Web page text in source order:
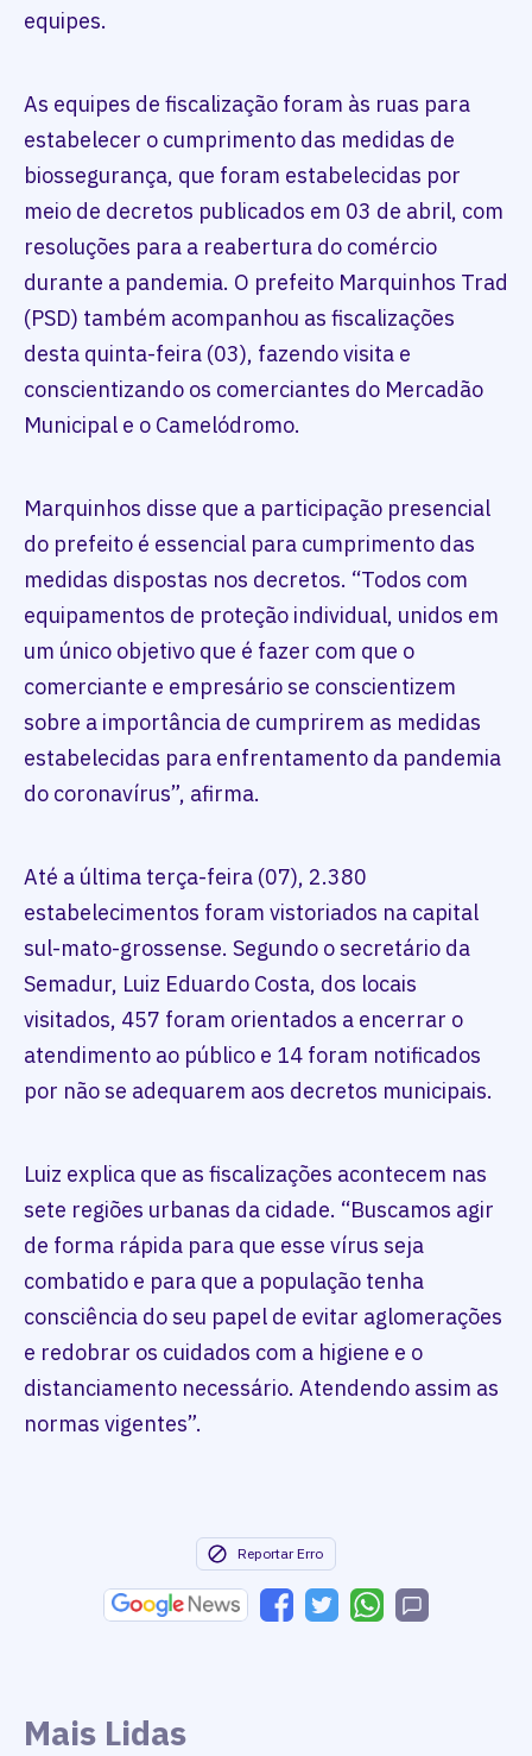
equipes.
As equipes de fiscalização foram às ruas para
estabelecer o cumprimento das medidas de
biossegurança, que foram estabelecidas por
meio de decretos publicados em 03 de abril, com
resoluções para a reabertura do comércio
durante a pandemia. O prefeito Marquinhos Trad
(PSD) também acompanhou as fiscalizações
desta quinta-feira (03), fazendo visita e
conscientizando os comerciantes do Mercadão
Municipal e o Camelódromo.
Marquinhos disse que a participação presencial
do prefeito é essencial para cumprimento das
medidas dispostas nos decretos. “Todos com
equipamentos de proteção individual, unidos em
um único objetivo que é fazer com que o
comerciante e empresário se conscientizem
sobre a importância de cumprirem as medidas
estabelecidas para enfrentamento da pandemia
do coronavírus”, afirma.
Até a última terça-feira (07), 2.380
estabelecimentos foram vistoriados na capital
sul-mato-grossense. Segundo o secretário da
Semadur, Luiz Eduardo Costa, dos locais
visitados, 457 foram orientados a encerrar o
atendimento ao público e 14 foram notificados
por não se adequarem aos decretos municipais.
Luiz explica que as fiscalizações acontecem nas
sete regiões urbanas da cidade. “Buscamos agir
de forma rápida para que esse vírus seja
combatido e para que a população tenha
consciência do seu papel de evitar aglomerações
e redobrar os cuidados com a higiene e o
distanciamento necessário. Atendendo assim as
normas vigentes”.
Reportar Erro
Mais Lidas